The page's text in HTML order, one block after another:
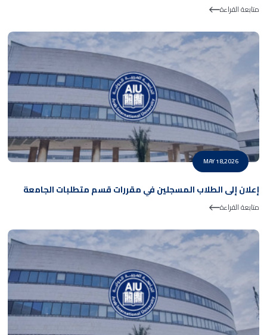
متابعة القراءة
MAY 18,2026
إعلان إلى الطلاب المسجلين في مقررات قسم متطلبات الجامعة
متابعة القراءة